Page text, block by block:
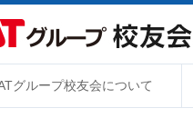
グループ校友会について